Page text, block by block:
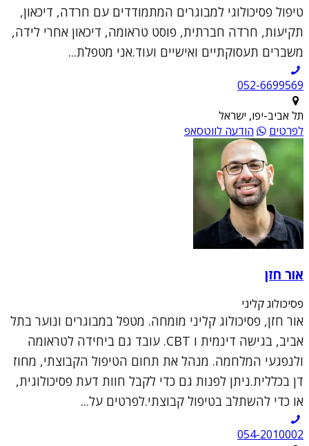
טיפול פסיכולוגי למבוגרים המתמודדים עם חרדה, דיכאון,
תקיעות, חרדה חברתית, פוסט טראומה, דיכאון אחרי לידה,
משברים תעסוקתיים ואישיים ועוד.אני מטפלת...
052-6699569
תל אביב-יפו, ישראל
לפרטים
הודעה לווטסאפ
אור חזן
פסיכולוג קליני
אור חזן, פסיכולוג קליני מומחה. מטפל במבוגרים ונוער בתל
אביב, בגישה דינמית ו CBT. עובד גם ביחידה לטראומה
ולנפגעי המלחמה. מנהל את תחום הטיפול הקבוצתי, מחוז
דן בכללית.ניתן לפנות גם כדי לקבל חוות דעת פסיכולוגית,
או כדי להשתלב בטיפול קבוצתי.לפרטים על...
054-2010002